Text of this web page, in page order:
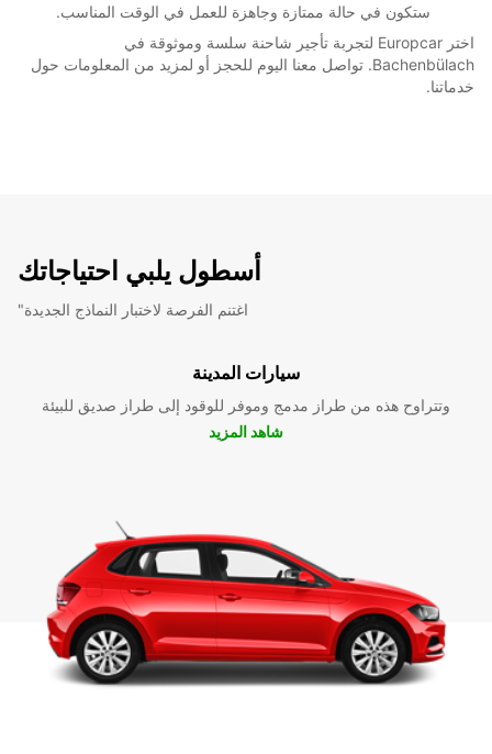
ستكون في حالة ممتازة وجاهزة للعمل في الوقت المناسب.
اختر Europcar لتجربة تأجير شاحنة سلسة وموثوقة في
Bachenbülach. تواصل معنا اليوم للحجز أو لمزيد من المعلومات حول
خدماتنا.
أسطول يلبي احتياجاتك
"اغتنم الفرصة لاختبار النماذج الجديدة
سيارات المدينة
وتتراوح هذه من طراز مدمج وموفر للوقود إلى طراز صديق للبيئة
شاهد المزيد